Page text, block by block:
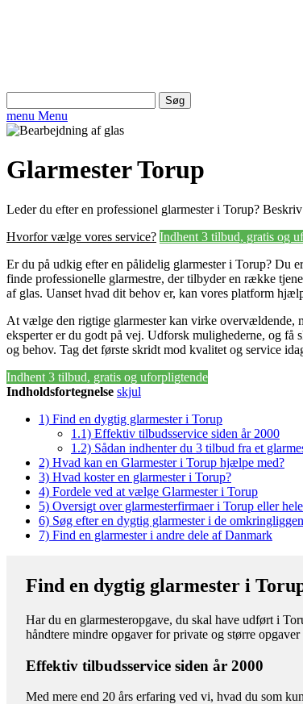
efter:
menu Menu
Glarmester Torup
Leder du efter en professionel glarmester i Torup?
Hvorfor vælge vores service? Indhent 3 tilbud, gratis og
Er du på udkig efter en pålidelig glarmester i Torup? Du
finde professionelle glarmestre, der tilbyder en række
af glas. Uanset hvad dit behov er, kan vores platform
At vælge den rigtige glarmester kan virke overvældende,
eksperter er du godt på vej. Udforsk mulighederne, og få
og behov. Tag det første skridt mod kvalitet og service
Indhent 3 tilbud, gratis og uforpligtende
Indholdsfortegnelse skjul
1) Find en dygtig glarmester i Torup
1.1) Effektiv tilbudsservice siden år 2000
1.2) Sådan indhenter du 3 tilbud fra et
2) Hvad kan en Glarmester i Torup hjælpe med?
3) Hvad koster en glarmester i Torup?
4) Fordele ved at vælge Glarmester i Torup
5) Oversigt over glarmesterfirmaer i Torup eller
6) Søg efter en dygtig glarmester i de
7) Find en glarmester i andre dele af Danmark
Find en dygtig glarmester i
Har du en glarmesteropgave, du skal have udført i
håndtere mindre opgaver for private og større
Effektiv tilbudsservice siden år 2000
Med mere end 20 års erfaring ved vi, hvad du som